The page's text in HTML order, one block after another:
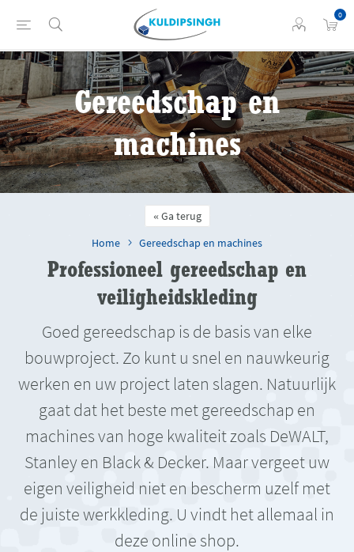
0
Gereedschap en
machines
Ga terug
Home
Gereedschap en machines
Professioneel gereedschap en
veiligheidskleding
Goed gereedschap is de basis van elke
bouwproject. Zo kunt u snel en nauwkeurig
werken en uw project laten slagen. Natuurlijk
gaat dat het beste met gereedschap en
machines van hoge kwaliteit zoals DeWALT,
Stanley en Black & Decker. Maar vergeet uw
eigen veiligheid niet en bescherm uzelf met
de juiste werkkleding. U vindt het allemaal in
deze online shop.